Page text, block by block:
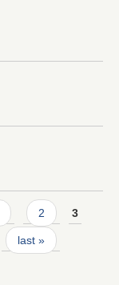
2 3
last »